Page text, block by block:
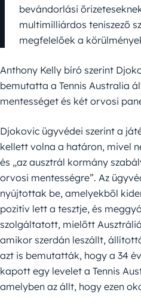
bevándorlási
multimilliárdos teniszező
megfelelőek a
Anthony Kelly bíró szerint
bemutatta a Tennis Australia
mentességet és két orvosi
Djokovic ügyvédei szerint a
kellett volna a határon, mivel
és „az ausztrál kormány
orvosi mentességre”. Az
nyújtottak be, amelyekből
pozitív lett a tesztje, és
szolgáltatott, mielőtt
amikor szerdán leszállt,
azt is bemutatták, hogy a 34
kapott egy levelet a Tennis
amelyben az állt, hogy ezen